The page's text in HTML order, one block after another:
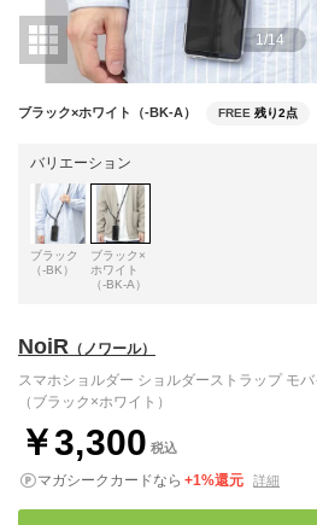
1 /14
ブラック×ホワイト（-BK-A） FREE 残り2点
バリエーション
ブラック
（-BK）
ブラック×
ホワイト
（-BK-A）
NoiR （ノワール）
スマホショルダー ショルダーストラップ モ
（ブラック×ホワイト）
￥3,300 税込
マガシークカードなら +1%還元 詳細